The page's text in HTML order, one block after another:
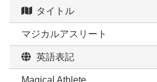
タイトル
マジカルアスリート
英語表記